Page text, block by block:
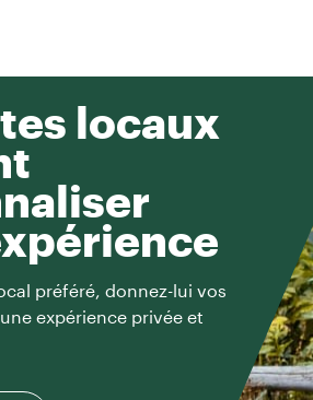
locaux
préféré, donnez-lui vos
expérience privée et